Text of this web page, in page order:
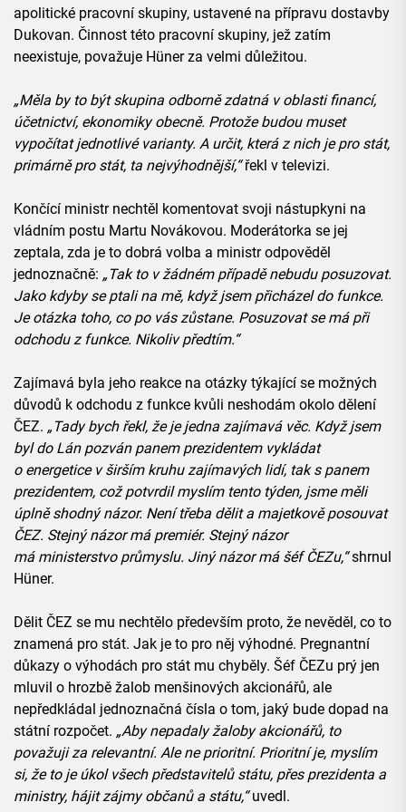
apolitické pracovní skupiny, ustavené na přípravu dostavby
Dukovan. Činnost této pracovní skupiny, jež zatím
neexistuje, považuje Hüner za velmi důležitou.
„Měla by to být skupina odborně zdatná v oblasti financí,
účetnictví, ekonomiky obecně. Protože budou muset
vypočítat jednotlivé varianty. A určit, která z nich je pro stát,
primárně pro stát, ta nejvýhodnější,“řekl v televizi.
Končící ministr nechtěl komentovat svoji nástupkyni na
vládním postu Martu Novákovou. Moderátorka se jej
zeptala, zda je to dobrá volba a ministr odpověděl
jednoznačně: „Tak to v žádném případě nebudu posuzovat.
Jako kdyby se ptali na mě, když jsem přicházel do funkce.
Je otázka toho, co po vás zůstane. Posuzovat se má při
odchodu z funkce. Nikoliv předtím.“
Zajímavá byla jeho reakce na otázky týkající se možných
důvodů k odchodu z funkce kvůli neshodám okolo dělení
ČEZ. „Tady bych řekl, že je jedna zajímavá věc. Když jsem
byl do Lán pozván panem prezidentem vykládat
o energeticev širším kruhu zajímavých lidí, tak s panem
prezidentem, což potvrdil myslím tento týden, jsme měli
úplně shodný názor. Není třeba dělit a majetkově posouvat
ČEZ. Stejný názor má premiér. Stejný názor
má ministerstvo průmyslu. Jiný názor má šéf ČEZu,“shrnul
Hüner.
Dělit ČEZ se mu nechtělo především proto, že nevěděl, co to
znamená pro stát. Jak je to pro něj výhodné. Pregnantní
důkazy o výhodách pro stát mu chyběly. Šéf ČEZu prý jen
mluvil o hrozbě žalob menšinových akcionářů, ale
nepředkládal jednoznačná čísla o tom, jaký bude dopad na
státní rozpočet. „Aby nepadaly žaloby akcionářů, to
považuji za relevantní. Ale ne prioritní. Prioritní je, myslím
si, že to je úkol všech představitelů státu, přes prezidenta a
ministry, hájit zájmy občanů a státu,“uvedl.